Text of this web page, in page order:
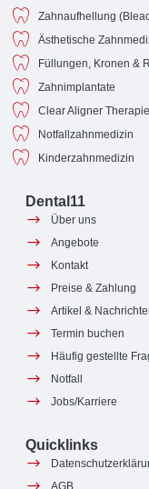
Zahnaufhellung
Ästhetische
Füllungen, Kronen &
Zahnimplantate
Clear Aligner Therapie
Notfallzahnmedizin
Kinderzahnmedizin
Dental11
Über uns
Angebote
Kontakt
Preise & Zahlung
Artikel &
Termin buchen
Häufig gestellte
Notfall
Jobs/Karriere
Quicklinks
AGB